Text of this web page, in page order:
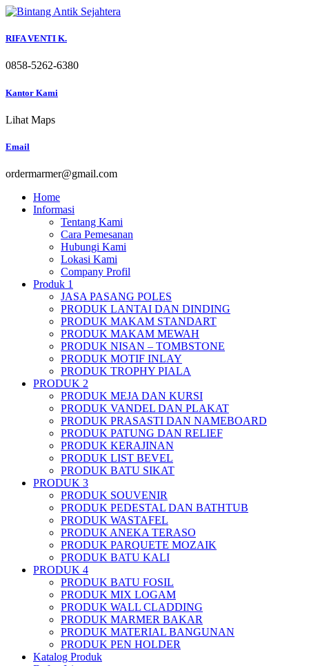
Skip
content
RIFA VENTI K.
0858-5262-6380
Kantor Kami
Lihat Maps
Email
ordermarmer@gmail.com
Home
Informasi
Tentang Kami
Cara Pemesanan
Hubungi Kami
Lokasi Kami
Company Profil
Produk 1
JASA PASANG POLES
PRODUK LANTAI DAN DINDING
PRODUK MAKAM STANDART
PRODUK MAKAM MEWAH
PRODUK NISAN – TOMBSTONE
PRODUK MOTIF INLAY
PRODUK TROPHY PIALA
PRODUK 2
PRODUK MEJA DAN KURSI
PRODUK VANDEL DAN PLAKAT
PRODUK PRASASTI DAN NAMEBOARD
PRODUK PATUNG DAN RELIEF
PRODUK KERAJINAN
PRODUK LIST BEVEL
PRODUK BATU SIKAT
PRODUK 3
PRODUK SOUVENIR
PRODUK PEDESTAL DAN BATHTUB
PRODUK WASTAFEL
PRODUK ANEKA TERASO
PRODUK PARQUETE MOZAIK
PRODUK BATU KALI
PRODUK 4
PRODUK BATU FOSIL
PRODUK MIX LOGAM
PRODUK WALL CLADDING
PRODUK MARMER BAKAR
PRODUK MATERIAL BANGUNAN
PRODUK PEN HOLDER
Katalog Produk